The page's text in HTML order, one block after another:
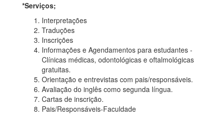
*Serviços;
Interpretações
Traduções
Inscrições
Informações e Agendamentos para estudantes -
Clínicas médicas, odontológicas e oftalmológicas
gratuitas.
Orientação e entrevistas com pais/responsáveis.
Avaliação do inglês como segunda língua.
Cartas de inscrição.
Pais/Responsáveis-Faculdade